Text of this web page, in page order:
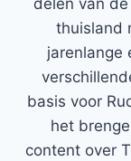
delen van
thuisland
jarenlange
basis voor
het
content over